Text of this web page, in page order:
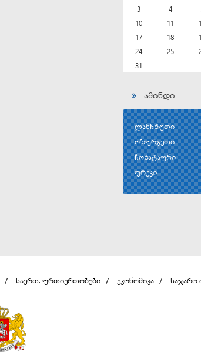
3
4
10
11
17
18
24
25
31
ამინდი
ლანჩხუთი
ოზურგეთი
ჩოხატაური
ურეკი
საერთ. ურთიერთობები ეკონომიკა საჯარო